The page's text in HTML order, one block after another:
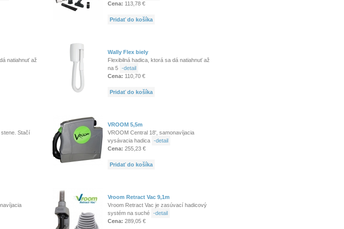
Cena: 113,78 €
Pridať do košíka
natiahnuť až
Wally Flex biely
Flexibilná hadica, ktorá sa dá natiahnuť až
na 5 -detail
Cena: 110,70 €
Pridať do košíka
Stačí
VROOM 5,5m
VROOM Central 18', samonavíjacia
vysávacia hadica -detail
Cena: 255,23 €
Pridať do košíka
Vroom Retract Vac 9,1m
Vroom Retract Vac je zasúvací hadicový
systém na suché -detail
Cena: 289,05 €